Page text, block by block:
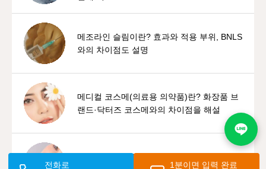
메조라인 슬림이란? 효과와 적용 부위, BNLS
와의 차이점도 설명
메디컬 코스메(의료용 의약품)란? 화장품 브
랜드·닥터즈 코스메와의 차이점을 해설
루트로 토닝이란? 효과와 부작용, 레이저 토
전화로 1분이면 입력 완료